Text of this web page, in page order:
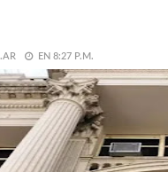
EN 8:27 P.M.